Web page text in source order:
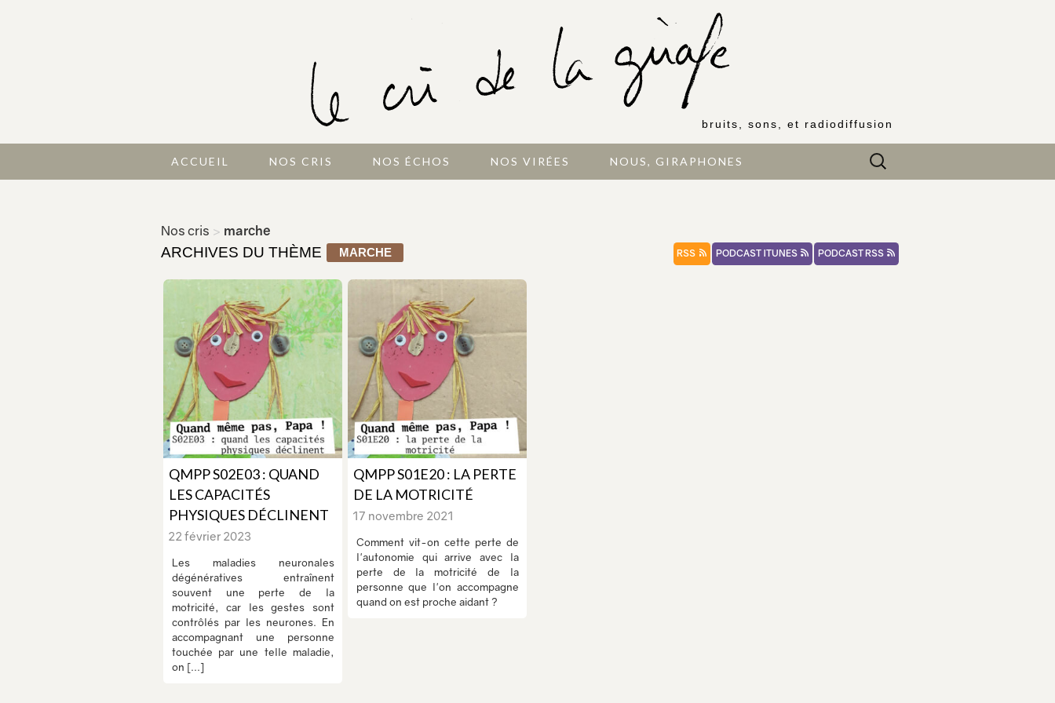
bruits, sons, et radiodiffusion
ACCUEIL NOS CRIS NOS ÉCHOS NOS VIRÉES NOUS, GIRAPHONES Rechercher :
Nos cris > marche
PODCAST RSS
PODCAST ITUNES
RSS
ARCHIVES DU THÈME MARCHE
QMPP S02E03 : QUAND
LES CAPACITÉS
PHYSIQUES DÉCLINENT
22 février 2023
Les maladies neuronales
dégénératives entraînent
souvent une perte de la
motricité, car les gestes sont
contrôlés par les neurones. En
accompagnant une personne
touchée par une telle maladie,
on [...]
QMPP S01E20 : LA PERTE
DE LA MOTRICITÉ
17 novembre 2021
Comment vit-on cette perte de
l'autonomie qui arrive avec la
perte de la motricité de la
personne que l'on accompagne
quand on est proche aidant ?